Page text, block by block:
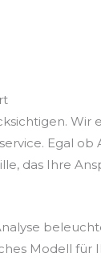
Egal
das Ihre
Modell für